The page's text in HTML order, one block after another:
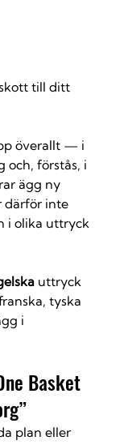
till ditt
överallt — i
och, förstås, i
ägg ny
därför inte
i olika uttryck
uttryck
tyska
i
Basket
plan eller